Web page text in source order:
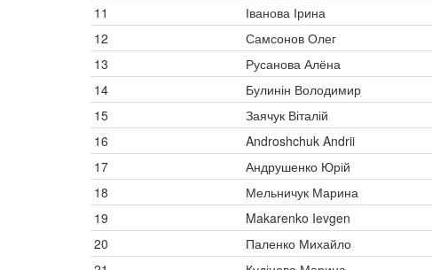
11
Іванова Ірина
12
Самсонов Олег
13
Русанова Алёна
14
Булинін Володимир
15
Заячук Віталій
16
Androshchuk Andrii
17
Андрушенко Юрій
18
Мельничук Марина
19
Makarenko Ievgen
20
Паленко Михайло